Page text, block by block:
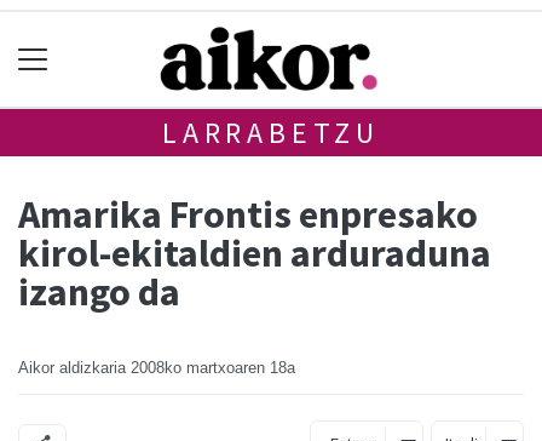
LARRABETZU
Amarika Frontis enpresako
kirol-ekitaldien arduraduna
izango da
Aikor aldizkaria 2008ko martxoaren 18a